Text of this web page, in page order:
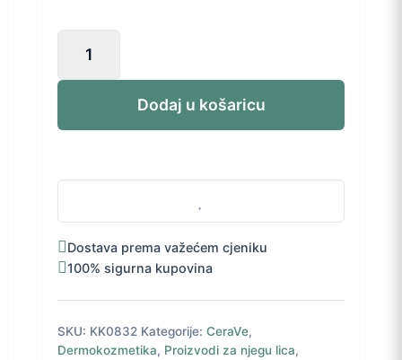
Hidratantna
emulzija
količina
Dodaj u košaricu
Dostava prema važećem cjeniku
100% sigurna kupovina
SKU: KK0832 Kategorije: CeraVe,
Dermokozmetika, Proizvodi za njegu lica,